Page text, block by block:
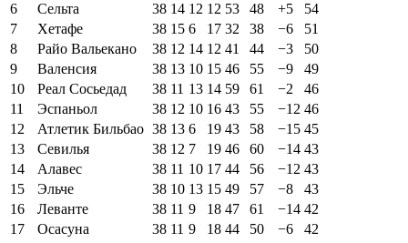
6
Сельта 38 14 12 12 53 48 +5
54
7
Хетафе 38 15 6 17 32 38 −6
51
8
Райо Вальекано 38 12 14 12 41 44 −3
50
9
Валенсия 38 13 10 15 46 55 −9
49
10
Реал Сосьедад 38 11 13 14 59 61 −2
46
11
Эспаньол 38 12 10 16 43 55 −12 46
12
Атлетик Бильбао 38 13 6 19 43 58 −15 45
13
Севилья 38 12 7 19 46 60 −14 43
14
Алавес 38 11 10 17 44 56 −12 43
15
Эльче 38 10 13 15 49 57 −8
43
16
Леванте 38 11 9 18 47 61 −14 42
17
Осасуна 38 11 9 18 44 50 −6
42